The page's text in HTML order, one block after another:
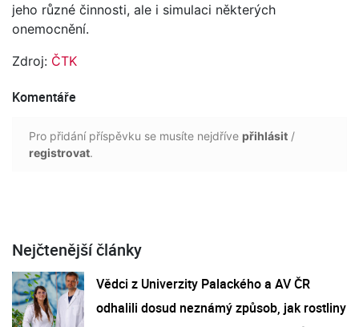
jeho různé činnosti, ale i simulaci některých
onemocnění.
Zdroj: ČTK
Komentáře
Pro přidání příspěvku se musíte nejdříve přihlásit /
registrovat.
Nejčtenější články
Vědci z Univerzity Palackého a AV ČR
odhalili dosud neznámý způsob, jak rostliny